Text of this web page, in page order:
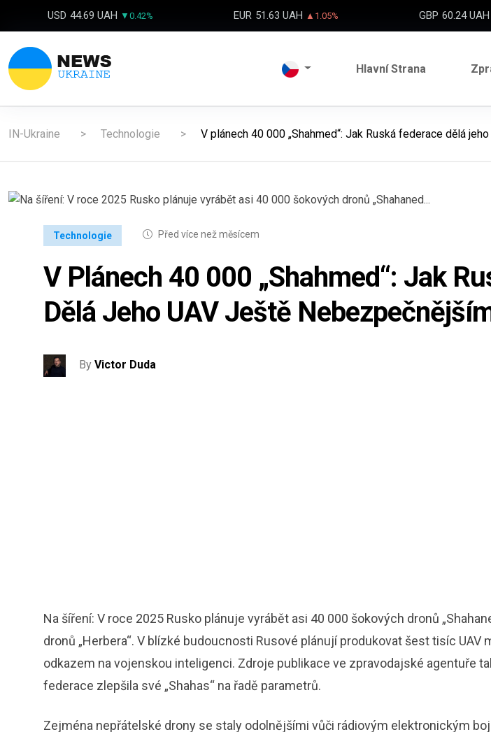
USD 44.69 UAH ▼0.42% EUR 51.63 UAH ▲1.05% GBP 60.24 UAH
Hlavní Strana
IN-Ukraine Technologie V plánech 40 000 „Shahmed“: Jak Ruská federace dělá jeho
Technologie Před více než měsícem
V Plánech 40 000 „Shahmed“: Jak
Dělá Jeho UAV Ještě
By Victor Duda
Na šíření: V roce 2025 Rusko plánuje vyrábět asi 40 000 šokových dronů
dronů „Herbera“. V blízké budoucnosti Rusové plánují produkovat šest tisíc UAV
odkazem na vojenskou inteligenci. Zdroje publikace ve zpravodajské agentuře
federace zlepšila své „Shahas“ na řadě parametrů.
Zejména nepřátelské drony se staly odolnějšími vůči rádiovým elektronickým